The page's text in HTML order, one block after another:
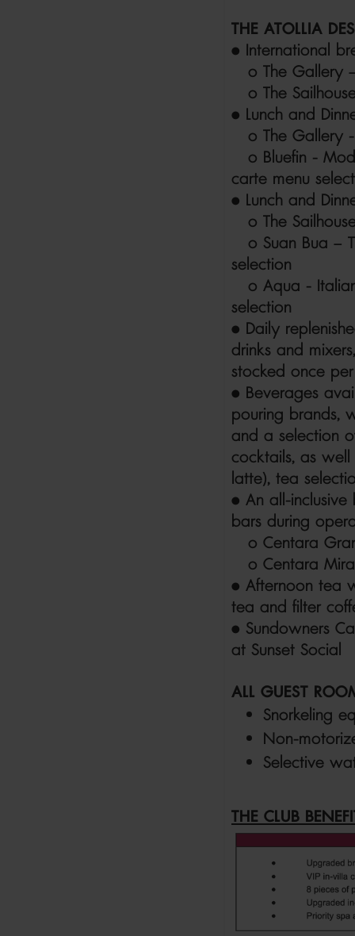
THE ATOLLIA
• International
o The Gallery
o The
• Lunch and
o The Gallery
o Bluefin -
carte menu
• Lunch and
o The
o Suan Bua –
selection
o Aqua -
selection
• Daily
drinks and
stocked once
• Beverages
pouring brands,
and a selection
cocktails, as
latte), tea
• An all-
bars during
o Centara
o Centara
• Afternoon tea
tea and filter
• Sundowners
at Sunset Social
ALL GUEST
Snorkeling
Non-
Selective
THE CLUB